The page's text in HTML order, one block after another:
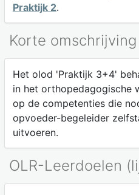
Praktijk 2.
Korte omschrijving
Het olod 'Praktijk 3+4'
in het orthopedagogische
op de competenties die
opvoeder-begeleider
uitvoeren.
OLR-Leerdoelen